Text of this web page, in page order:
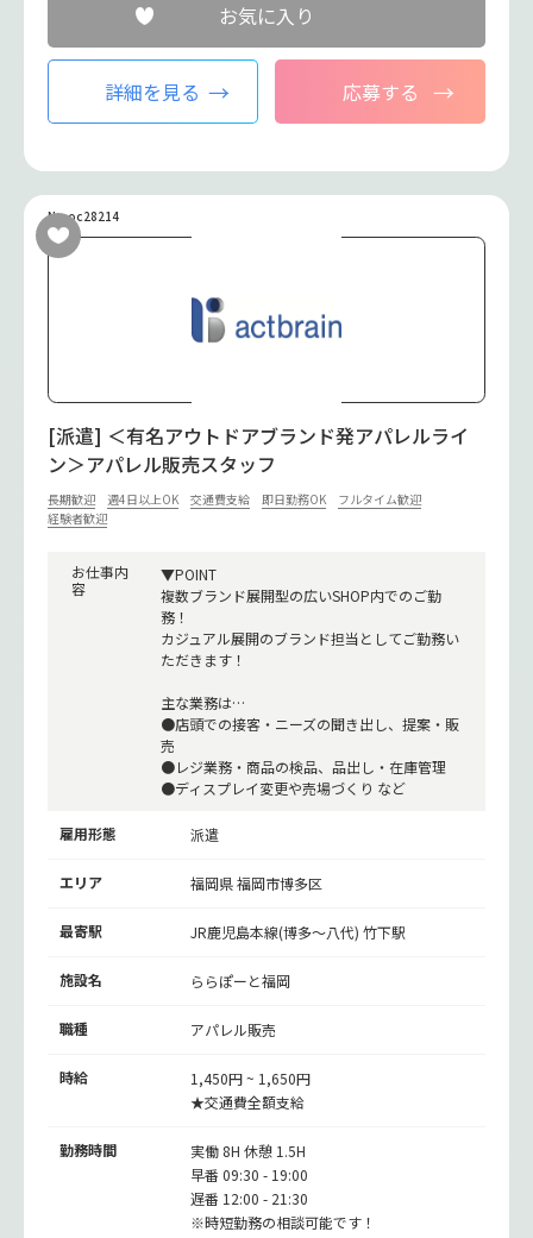
お気に入り
詳細を見る 応募する
No.oc28214
[派遣] ＜有名アウトドアブランド発アパレルライ
ン＞アパレル販売スタッフ
長期歓迎 週4日以上OK 交通費支給 即日勤務OK
フルタイム歓迎
経験者歓迎
お仕事内
容
▼POINT
複数ブランド展開型の広いSHOP内でのご勤
務！
カジュアル展開のブランド担当としてご勤務い
ただきます！
主な業務は…
●店頭での接客・ニーズの聞き出し、提案・販
売
●レジ業務・商品の検品、品出し・在庫管理
●ディスプレイ変更や売場づくり など
雇用形態 派遣
エリア 福岡県 福岡市博多区
最寄駅 JR鹿児島本線(博多～八代)竹下駅
施設名 ららぽーと福岡
職種 アパレル販売
時給
1,450円 ~ 1,650円
★交通費全額支給
勤務時間
実働 8H 休憩 1.5H
早番 09:30 - 19:00
遅番 12:00 - 21:30
※時短勤務の相談可能です！